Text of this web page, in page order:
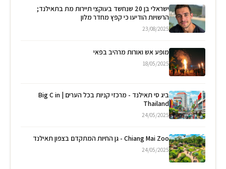
ישראלי בן 20 שנחשד בעוקצי תיירות מת בתאילנד;
הרשויות הודיעו כי קפץ מחדר מלון
23/08/2025
מופע אש ואורות מרהיב בפאי
18/05/2025
ביג סי תאילנד - מרכזי קניות בכל הערים | Big C in
Thailand
24/05/2025
Chiang Mai Zoo - גן החיות המתקדם בצפון תאילנד
24/05/2025